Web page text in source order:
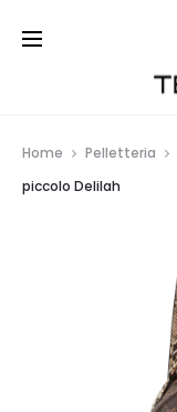
Home Pelletteria
piccolo Delilah